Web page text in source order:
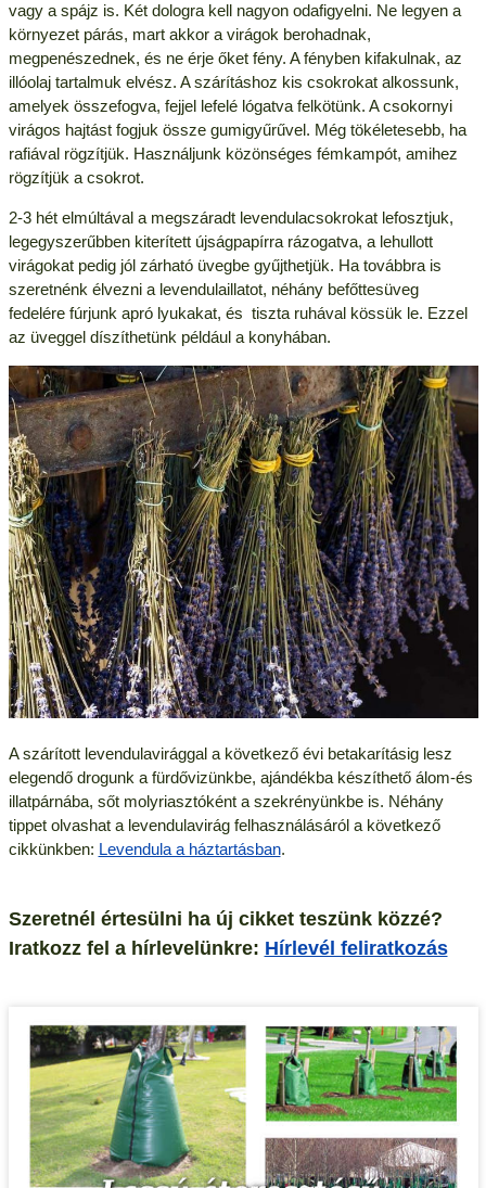
vagy a spájz is. Két dologra kell nagyon odafigyelni. Ne legyen a
környezet párás, mart akkor a virágok berohadnak,
megpenészednek, és ne érje őket fény. A fényben kifakulnak, az
illóolaj tartalmuk elvész. A szárításhoz kis csokrokat alkossunk,
amelyek összefogva, fejjel lefelé lógatva felkötünk. A csokornyi
virágos hajtást fogjuk össze gumigyűrűvel. Még tökéletesebb, ha
rafiával rögzítjük. Használjunk közönséges fémkampót, amihez
rögzítjük a csokrot.
2-3 hét elmúltával a megszáradt levendulacsokrokat lefosztjuk,
legegyszerűbben kiterített újságpapírra rázogatva, a lehullott
virágokat pedig jól zárható üvegbe gyűjthetjük. Ha továbbra is
szeretnénk élvezni a levendulaillatot, néhány befőttesüveg
fedelére fúrjunk apró lyukakat, és tiszta ruhával kössük le. Ezzel
az üveggel díszíthetünk például a konyhában.
A szárított levendulavirággal a következő évi betakarításig lesz
elegendő drogunk a fürdővizünkbe, ajándékba készíthető álom-és
illatpárnába, sőt molyriasztóként a szekrényünkbe is. Néhány
tippet olvashat a levendulavirág felhasználásáról a következő
cikkünkben: Levendula a háztartásban.
Szeretnél értesülni ha új cikket teszünk közzé?
Iratkozz fel a hírlevelünkre: Hírlevél feliratkozás